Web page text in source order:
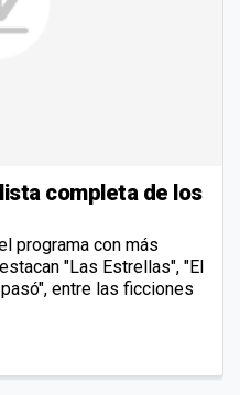
completa de los
programa con más
"Las Estrellas", "El
entre las ficciones